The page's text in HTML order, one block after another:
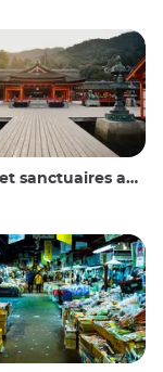
au Japon